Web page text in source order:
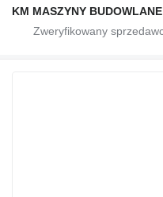
KM MASZYNY BUDOWLANE